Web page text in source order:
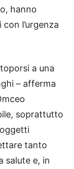
hanno
l’urgenza
a una
– afferma
soprattutto
tanto
salute e, in